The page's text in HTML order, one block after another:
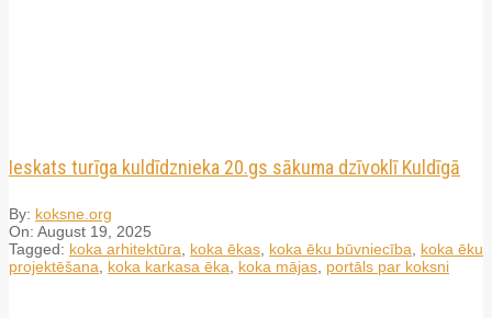
Ieskats turīga kuldīdznieka 20.gs sākuma dzīvoklī Kuldīgā
By: koksne.org
On: August 19, 2025
Tagged: koka arhitektūra koka ēkas koka ēku būvniecība
koka ēku
projektēšana
koka karkasa ēka koka mājas portāls par koksni